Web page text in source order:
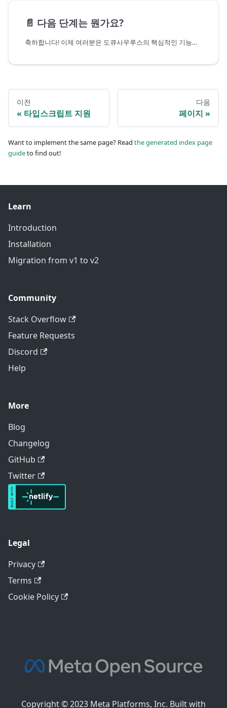
📄️ 다음 단계는 뭔가요?
축하합니다! 이제 여러분은 도큐사우루스의 핵심적인 기능을 이해했습니다. 아래와 같은 기능들이죠.
이전
타입스크립트 지원
다음
페이지
Want to implement the same page? Read the generated index page
guideto find out!
Learn
Introduction
Installation
Migration from v1 to v2
Community
Stack Overflow
Feature Requests
Discord
Help
More
Blog
Changelog
GitHub
Twitter
Legal
Privacy
Terms
Cookie Policy
Copyright © 2023 Meta Platforms, Inc. Built with